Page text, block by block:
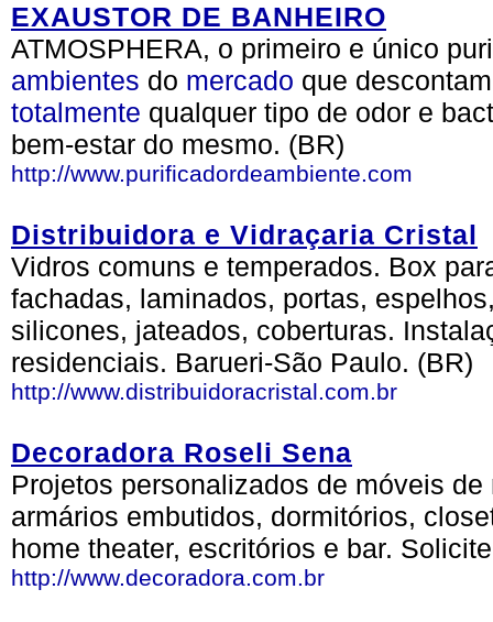
EXAUSTOR DE BANHEIRO
ATMOSPHERA, o primeiro e único
ambientes do mercado que
totalmente qualquer tipo de odor e
bem-estar do mesmo. (BR)
http://www.purificadordeambiente.com
Distribuidora e Vidraçaria Cristal
Vidros comuns e temperados. Box
fachadas, laminados, portas,
silicones, jateados, coberturas.
residenciais. Barueri-São Paulo. (BR)
http://www.distribuidoracristal.com.br
Decoradora Roseli Sena
Projetos personalizados de móveis
armários embutidos, dormitórios,
home theater, escritórios e bar.
http://www.decoradora.com.br